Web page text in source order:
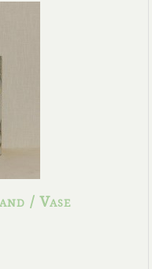
/ Vase